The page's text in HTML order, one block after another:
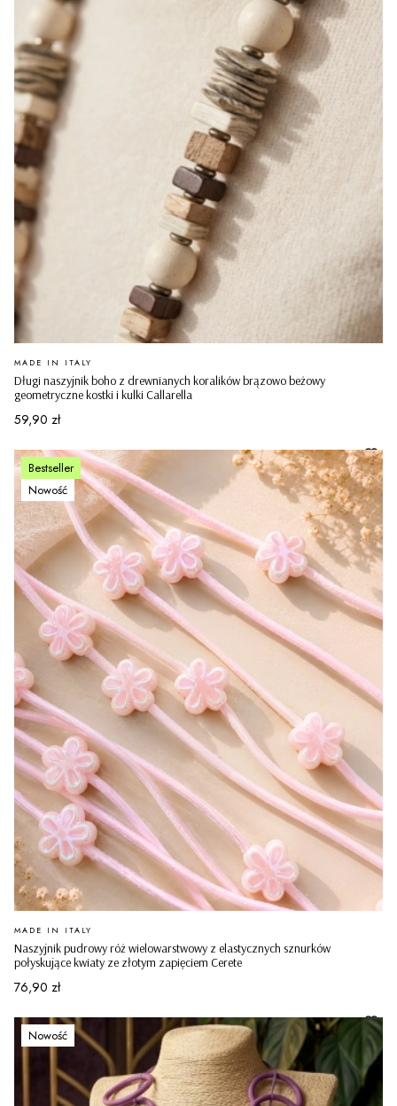
Długi naszyjnik boho z drewnianych koralików brązowo beżowy
geometryczne kostki i kulki Callarella
PRODUCENT
MADE IN ITALY
Cena
59,90 zł
Bestseller
Nowość
Naszyjnik pudrowy róż wielowarstwowy z elastycznych sznurków
połyskujące kwiaty ze złotym zapięciem Cerete
PRODUCENT
MADE IN ITALY
Cena
76,90 zł
Nowość